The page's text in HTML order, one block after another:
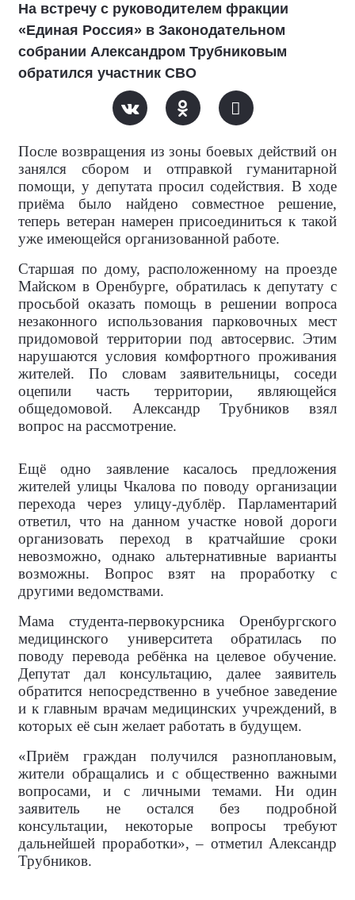
На встречу с руководителем фракции
«Единая Россия» в Законодательном
собрании Александром Трубниковым
обратился участник СВО
После возвращения из зоны боевых действий он
занялся сбором и отправкой гуманитарной
помощи, у депутата просил содействия. В ходе
приёма было найдено совместное решение,
теперь ветеран намерен присоединиться к такой
уже имеющейся организованной работе.
Старшая по дому, расположенному на проезде
Майском в Оренбурге, обратилась к депутату с
просьбой оказать помощь в решении вопроса
незаконного использования парковочных мест
придомовой территории под автосервис. Этим
нарушаются условия комфортного проживания
жителей. По словам заявительницы, соседи
оцепили часть территории, являющейся
общедомовой. Александр Трубников взял
вопрос на рассмотрение.
Ещё одно заявление касалось предложения
жителей улицы Чкалова по поводу организации
перехода через улицу-дублёр. Парламентарий
ответил, что на данном участке новой дороги
организовать переход в кратчайшие сроки
невозможно, однако альтернативные варианты
возможны. Вопрос взят на проработку с
другими ведомствами.
Мама студента-первокурсника Оренбургского
медицинского университета обратилась по
поводу перевода ребёнка на целевое обучение.
Депутат дал консультацию, далее заявитель
обратится непосредственно в учебное заведение
и к главным врачам медицинских учреждений, в
которых её сын желает работать в будущем.
«Приём граждан получился разноплановым,
жители обращались и с общественно важными
вопросами, и с личными темами. Ни один
заявитель не остался без подробной
консультации, некоторые вопросы требуют
дальнейшей проработки», – отметил Александр
Трубников.